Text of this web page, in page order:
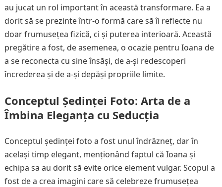
au jucat un rol important în această transformare. Ea a
dorit să se prezinte într-o formă care să îi reflecte nu
doar frumusețea fizică, ci și puterea interioară. Această
pregătire a fost, de asemenea, o ocazie pentru Ioana de
a se reconecta cu sine însăși, de a-și redescoperi
încrederea și de a-și depăși propriile limite.
Conceptul Ședinței Foto: Arta de a
Îmbina Eleganța cu Seducția
Conceptul ședinței foto a fost unul îndrăzneț, dar în
același timp elegant, menționând faptul că Ioana și
echipa sa au dorit să evite orice element vulgar. Scopul a
fost de a crea imagini care să celebreze frumusețea